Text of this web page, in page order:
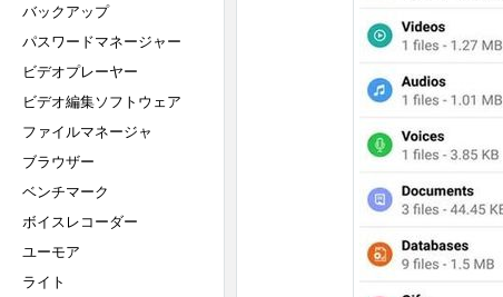
バックアップ
パスワードマネージャー
ビデオプレーヤー
ビデオ編集ソフトウェア
ファイルマネージャ
ブラウザー
ベンチマーク
ボイスレコーダー
ユーモア
ライト